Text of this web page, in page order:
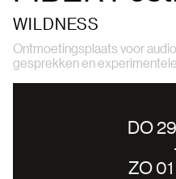
WILDNESS
Ontmoetingsplaats voor
gesprekken en
DO
ZO